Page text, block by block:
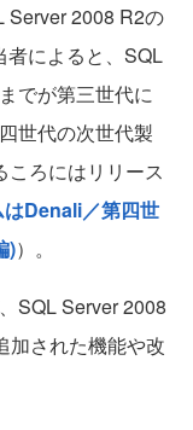
Server 2008 R2の
者によると、SQL
でが第三世代に
世代の次世代製
ろにはリリース
はDenali／第四世
)）。
SQL Server 2008
加された機能や改